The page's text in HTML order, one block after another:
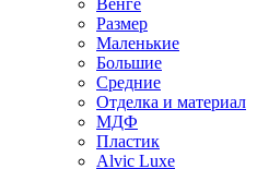
Венге
Размер
Маленькие
Большие
Средние
Отделка и материал
МДФ
Пластик
Alvic Luxe